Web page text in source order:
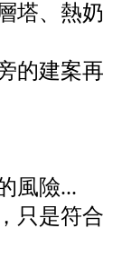
塔、熱奶
的建案再
風險...
只是符合